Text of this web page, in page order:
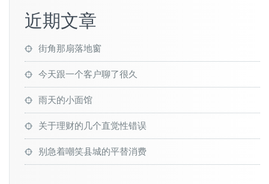
近期文章
街角那扇落地窗
今天跟一个客户聊了很久
雨天的小面馆
关于理财的几个直觉性错误
别急着嘲笑县城的平替消费